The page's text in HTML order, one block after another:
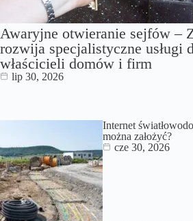
Awaryjne otwieranie sejfów –
rozwija specjalistyczne usługi
właścicieli domów i firm
lip 30, 2026
Internet
można założyć?
cze 30, 2026